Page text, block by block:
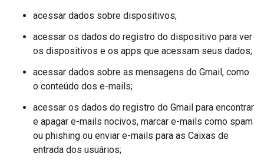
acessar dados sobre dispositivos;
acessar os dados do registro do dispositivo para ver
os dispositivos e os apps que acessam seus dados;
acessar dados sobre as mensagens do Gmail, como
o conteúdo dos e-mails;
acessar os dados do registro do Gmail para encontrar
e apagar e-mails nocivos, marcar e-mails como spam
ou phishing ou enviar e-mails para as Caixas de
entrada dos usuários;